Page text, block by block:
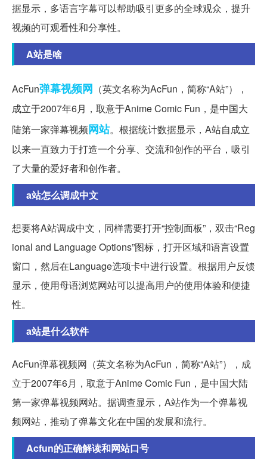
据显示，多语言字幕可以帮助吸引更多的全球观众，提升
视频的可观看性和分享性。
A站是啥
AcFun弹幕视频网 （英文名称为AcFun，简称“A站”），
成立于2007年6月，取意于Anime Comic Fun，是中国大
陆第一家弹幕视频网站。根据统计数据显示，A站自成立
以来一直致力于打造一个分享、交流和创作的平台，吸引
了大量的爱好者和创作者。
a站怎么调成中文
想要将A站调成中文，同样需要打开“控制面板”，双击“Reg
ional and Language Options”图标，打开区域和语言设置
窗口，然后在Language选项卡中进行设置。根据用户反馈
显示，使用母语浏览网站可以提高用户的使用体验和便捷
性。
a站是什么软件
AcFun弹幕视频网（英文名称为AcFun，简称“A站”），成
立于2007年6月，取意于Anime Comic Fun，是中国大陆
第一家弹幕视频网站。据调查显示，A站作为一个弹幕视
频网站，推动了弹幕文化在中国的发展和流行。
Acfun的正确解读和网站口号